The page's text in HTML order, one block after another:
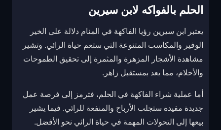
الحلم بالفواكه لابن سيرين
يعتبر ابن سيرين رؤيا الفاكهة في المنام دلالة على الخير
الوفير والمكاسب المتنوعة التي ستعم حياة الرائي. وتشير
مشاهدة الأشجار المزهرة والمثمرة إلى تحقيق الطموحات
والأحلام، مما يعد بمستقبل زاهر.
أما عملية شراء الفاكهة في الحلم، فترمز إلى فرصة عمل
جديدة مفيدة ستجلب الأرباح والمنفعة للرائي. فيما يشير
بيعها إلى التحولات المهمة في حياة الرائي نحو الأفضل.